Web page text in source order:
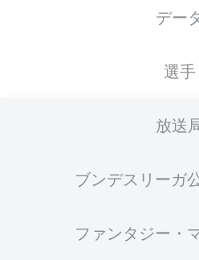
デー
選手
放送
ブンデスリーガ
ファンタジー・
08.08.1990